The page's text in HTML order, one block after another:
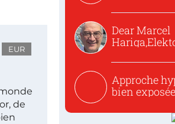
EUR
de
Dear Marcel
Approche
bien